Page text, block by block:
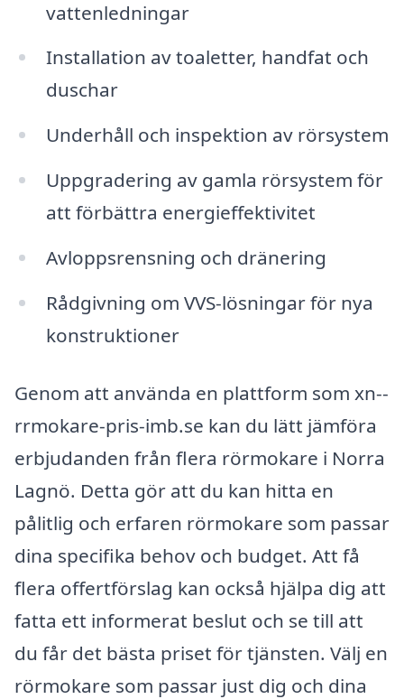
vattenledningar
Installation av toaletter, handfat och
duschar
Underhåll och inspektion av rörsystem
Uppgradering av gamla rörsystem för
att förbättra energieffektivitet
Avloppsrensning och dränering
Rådgivning om VVS-lösningar för nya
konstruktioner
Genom att använda en plattform som xn--
rrmokare-pris-imb.se kan du lätt jämföra
erbjudanden från flera rörmokare i Norra
Lagnö. Detta gör att du kan hitta en
pålitlig och erfaren rörmokare som passar
dina specifika behov och budget. Att få
flera offertförslag kan också hjälpa dig att
fatta ett informerat beslut och se till att
du får det bästa priset för tjänsten. Välj en
rörmokare som passar just dig och dina